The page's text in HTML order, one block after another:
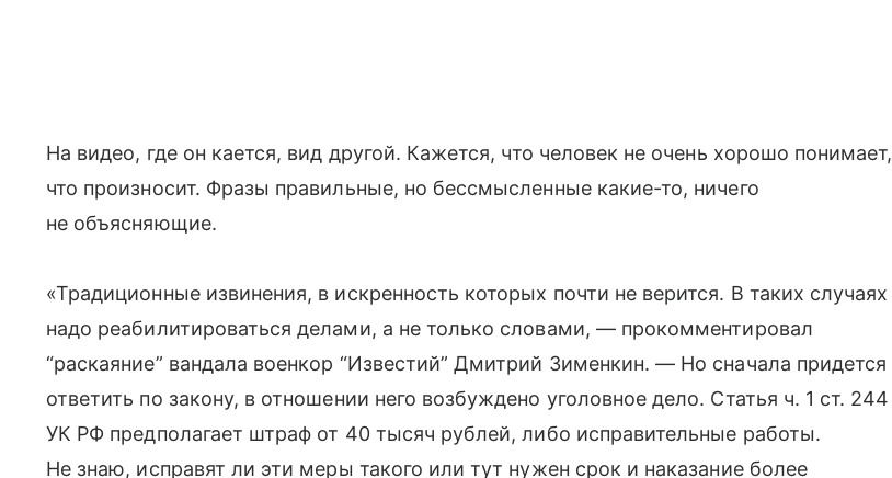
На видео, где он кается, вид другой. Кажется, что человек не очень хорошо понимает,
что произносит. Фразы правильные, но бессмысленные какие-то, ничего
не объясняющие.
«Традиционные извинения, в искренность которых почти не верится. В таких случаях
надо реабилитироваться делами, а не только словами, — прокомментировал
“раскаяние” вандала военкор “Известий” Дмитрий Зименкин. — Но сначала придется
ответить по закону, в отношении него возбуждено уголовное дело. Статья ч. 1 ст. 244
УК РФ предполагает штраф от 40 тысяч рублей, либо исправительные работы.
Не знаю, исправят ли эти меры такого или тут нужен срок и наказание более